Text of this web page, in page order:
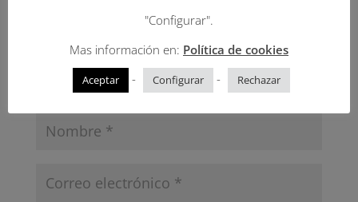
"Configurar".
Mas información en: Política de cookies
Aceptar - Configurar - Rechazar